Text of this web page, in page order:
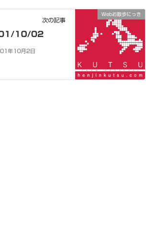
Webお散歩にっき
次の記事
10/02
年10月2日